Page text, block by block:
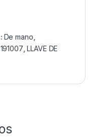
De mano
191007 ,LLAVE DE